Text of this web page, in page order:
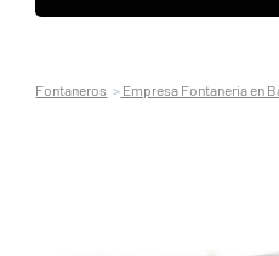
Fontaneros Empresa Fontaneria en